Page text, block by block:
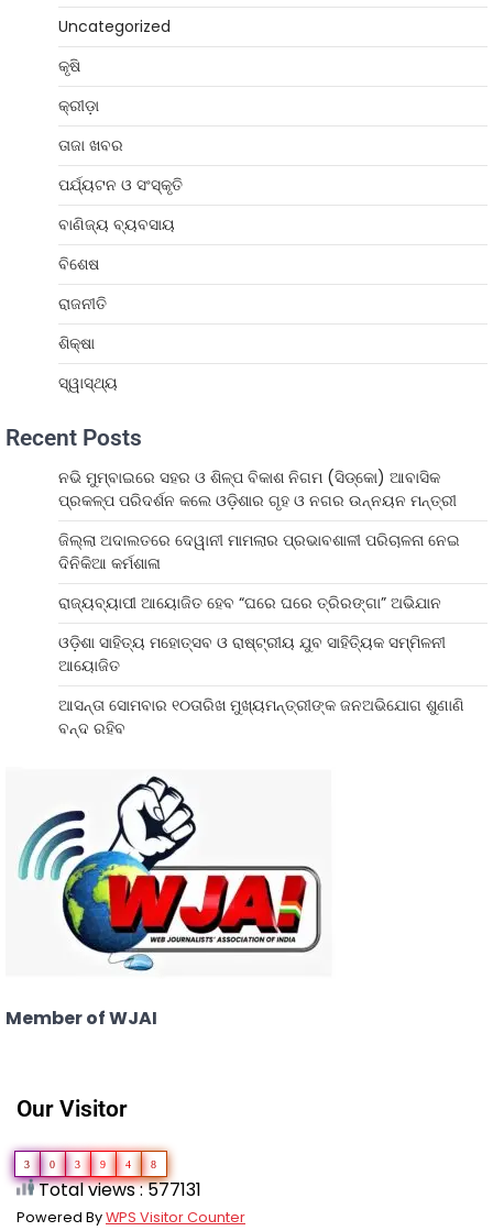
Uncategorized
କୃଷି
କ୍ରୀଡ଼ା
ତାଜା ଖବର
ପର୍ଯ୍ୟଟନ ଓ ସଂସ୍କୃତି
ବାଣିଜ୍ୟ ବ୍ୟବସାୟ
ବିଶେଷ
ରାଜନୀତି
ଶିକ୍ଷା
ସ୍ୱାସ୍ଥ୍ୟ
Recent Posts
ନଭି ମୁମ୍ବାଇରେ ସହର ଓ ଶିଳ୍ପ ବିକାଶ ନିଗମ (ସିଡ୍‌କୋ) ଆବାସିକ
ପ୍ରକଳ୍ପ ପରିଦର୍ଶନ କଲେ ଓଡ଼ିଶାର ଗୃହ ଓ ନଗର ଉନ୍ନୟନ ମନ୍ତ୍ରୀ
ଜିଲ୍ଲା ଅଦାଲତରେ ଦେୱାନୀ ମାମଲାର ପ୍ରଭାବଶାଳୀ ପରିଚାଳନା ନେଇ
ଦିନିକିଆ କର୍ମଶାଳା
ରାଜ୍ୟବ୍ୟାପୀ ଆୟୋଜିତ ହେବ “ଘରେ ଘରେ ତ୍ରିରଙ୍ଗା” ଅଭିଯାନ
ଓଡ଼ିଶା ସାହିତ୍ୟ ମହୋତ୍ସବ ଓ ରାଷ୍ଟ୍ରୀୟ ଯୁବ ସାହିତ୍ୟିକ ସମ୍ମିଳନୀ
ଆୟୋଜିତ
ଆସନ୍ତା ସୋମବାର ୧୦ତାରିଖ ମୁଖ୍ୟମନ୍ତ୍ରୀଙ୍କ ଜନଅଭିଯୋଗ ଶୁଣାଣି
ବନ୍ଦ ରହିବ
Member of WJAI
Our Visitor
3 0 3 9 4 8
Total views : 577131
Powered ByWPS Visitor Counter